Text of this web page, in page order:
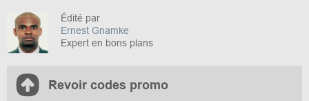
Édité par
Ernest Gnamke
Expert en bons plans
Revoir codes promo